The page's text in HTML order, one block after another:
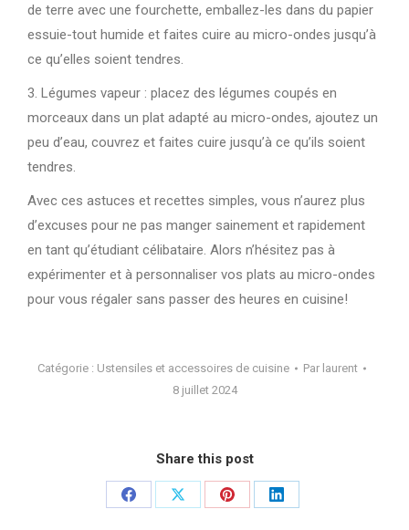
de terre avec une fourchette, emballez-les dans du papier
essuie-tout humide et faites cuire au micro-ondes jusqu’à
ce qu’elles soient tendres.
3. Légumes vapeur : placez des légumes coupés en
morceaux dans un plat adapté au micro-ondes, ajoutez un
peu d’eau, couvrez et faites cuire jusqu’à ce qu’ils soient
tendres.
Avec ces astuces et recettes simples, vous n’aurez plus
d’excuses pour ne pas manger sainement et rapidement
en tant qu’étudiant célibataire. Alors n’hésitez pas à
expérimenter et à personnaliser vos plats au micro-ondes
pour vous régaler sans passer des heures en cuisine!
Catégorie : Ustensiles et accessoires de cuisine Par laurent
8 juillet 2024
Share this post
PartagerPartagerPartagerPartager